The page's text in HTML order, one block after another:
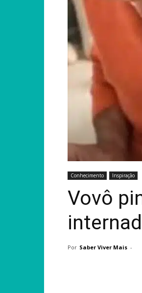
Conhecimento Inspiração
Vovô
Por Saber Viver Mais -